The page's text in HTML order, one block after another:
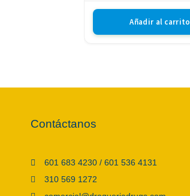
Añadir al carrito
Contáctanos
601 683 4230 / 601 536 4131
310 569 1272